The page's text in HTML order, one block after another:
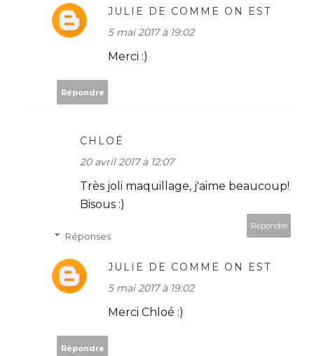
JULIE DE COMME ON EST
5 mai 2017 à 19:02
Merci :)
Répondre
CHLOÉ
20 avril 2017 à 12:07
Très joli maquillage, j'aime beaucoup!
Bisous :)
Répondre
Réponses
JULIE DE COMME ON EST
5 mai 2017 à 19:02
Merci Chloé :)
Répondre